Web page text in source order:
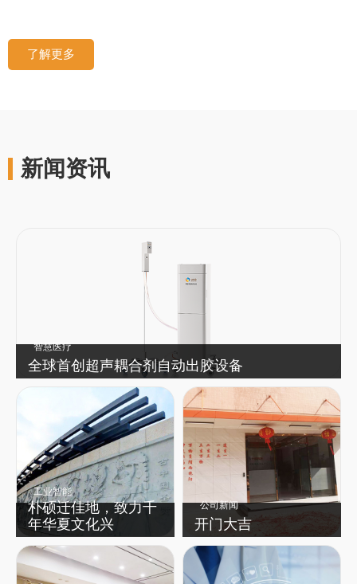
了解更多
新闻资讯
智慧医疗
全球首创超声耦合剂自动出胶设备
工业智能
朴硕迁佳地，致力千
年华夏文化兴
公司新闻
开门大吉